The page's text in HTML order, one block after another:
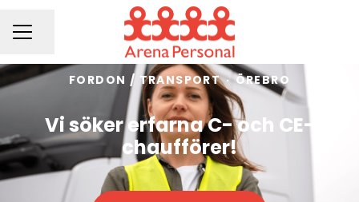
KARRIÄRMENY
Dela sidan
FORDON / TRANSPORT · ÖREBRO
Vi söker erfarna C- och CE-
chaufförer!